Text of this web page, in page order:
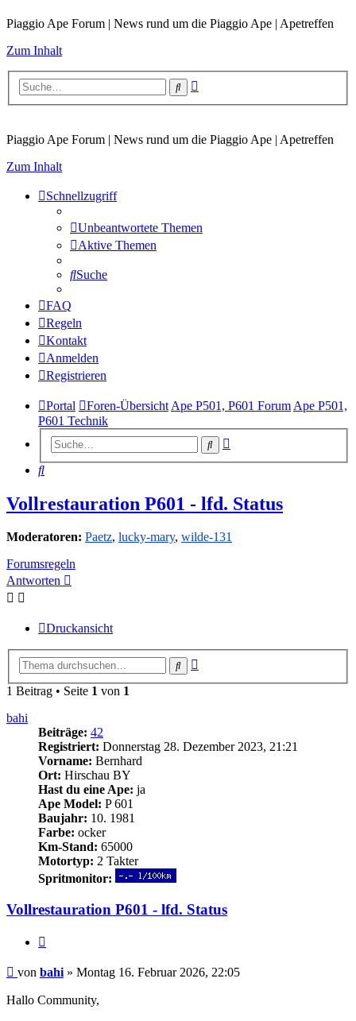
Piaggio Ape Forum | News rund um die Piaggio Ape | Apetreffen
Zum Inhalt
Suche
Piaggio Ape Forum | News rund um die Piaggio Ape | Apetreffen
Zum Inhalt
Schnellzugriff
Unbeantwortete Themen
Aktive Themen
Suche
FAQ
Regeln
Kontakt
Anmelden
Registrieren
Portal Foren-Übersicht Ape P501, P601 Forum Ape P501,
P601 Technik
Suche
Suche
Vollrestauration P601 - lfd. Status
Moderatoren: Paetz, lucky-mary, wilde-131
Forumsregeln
Antworten
Druckansicht
Suche
1 Beitrag • Seite 1 von 1
bahi
Beiträge: 42
Registriert: Donnerstag 28. Dezember 2023, 21:21
Vorname: Bernhard
Ort: Hirschau BY
Hast du eine Ape: ja
Ape Model: P 601
Baujahr: 10. 1981
Farbe: ocker
Km-Stand: 65000
Motortyp: 2 Takter
Spritmonitor:
Vollrestauration P601 - lfd. Status
Beitrag
von bahi» Montag 16. Februar 2026, 22:05
Hallo Community,